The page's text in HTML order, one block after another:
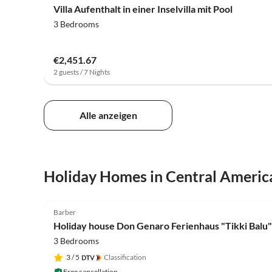
Villa Aufenthalt in einer Inselvilla mit Pool
3 Bedrooms
€2,451.67
2 guests / 7 Nights
Alle anzeigen
Holiday Homes in Central
Barber
Holiday house Don Genaro Ferienhaus "Tikki Balu"
3 Bedrooms
3/ 5
Classification